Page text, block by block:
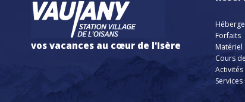
vos vacances au cœur de l'Isère
Forfaits
Matériel
Cours
Services